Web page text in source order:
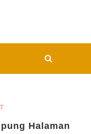
Halaman